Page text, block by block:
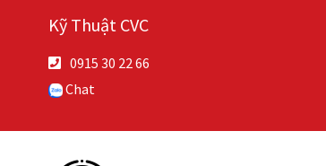
Kỹ Thuật CVC
0915 30 22 66
Chat